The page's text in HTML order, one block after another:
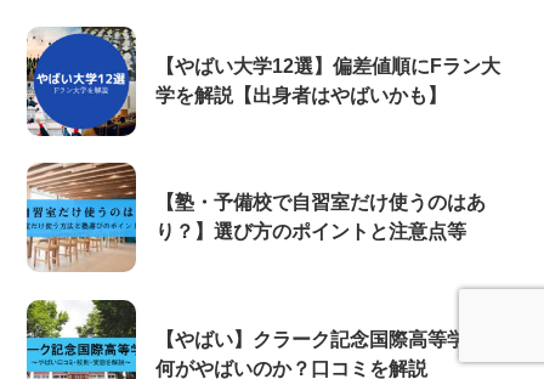
【やばい大学12選】偏差値順にFラン大
学を解説【出身者はやばいかも】
【塾・予備校で自習室だけ使うのはあ
り？】選び方のポイントと注意点等
【やばい】クラーク記念国際高等学校は
何がやばいのか？口コミを解説